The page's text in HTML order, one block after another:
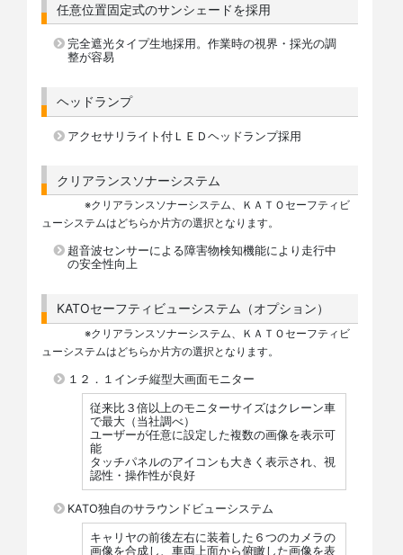
任意位置固定式のサンシェードを採用
完全遮光タイプ生地採用。作業時の視界・採光の調
整が容易
ヘッドランプ
アクセサリライト付ＬＥＤヘッドランプ採用
クリアランスソナーシステム
※クリアランスソナーシステム、ＫＡＴＯセーフティビ
ューシステムはどちらか片方の選択となります。
超音波センサーによる障害物検知機能により走行中
の安全性向上
KATOセーフティビューシステム（オプション）
※クリアランスソナーシステム、ＫＡＴＯセーフティビ
ューシステムはどちらか片方の選択となります。
１２．１インチ縦型大画面モニター
従来比３倍以上のモニターサイズはクレーン車
で最大（当社調べ）
ユーザーが任意に設定した複数の画像を表示可
能
タッチパネルのアイコンも大きく表示され、視
認性・操作性が良好
KATO独自のサラウンドビューシステム
キャリヤの前後左右に装着した６つのカメラの
画像を合成し、車両上面から俯瞰した画像を表